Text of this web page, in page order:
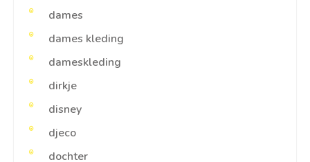
dames
dames kleding
dameskleding
dirkje
disney
djeco
dochter